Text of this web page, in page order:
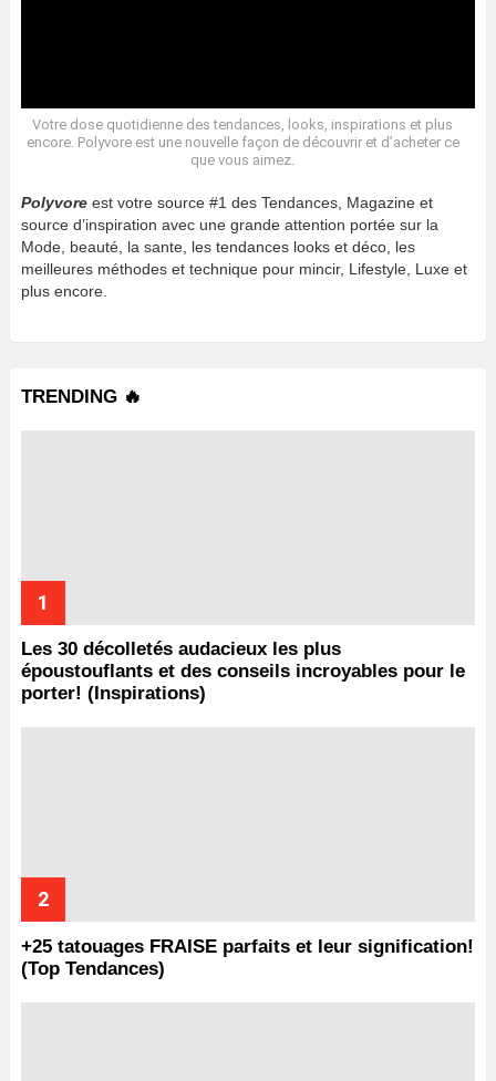
Votre dose quotidienne des tendances, looks, inspirations et plus
encore. Polyvore est une nouvelle façon de découvrir et d’acheter ce
que vous aimez.
Polyvore est votre source #1 des Tendances, Magazine et
source d’inspiration avec une grande attention portée sur la
Mode, beauté, la sante, les tendances looks et déco, les
meilleures méthodes et technique pour mincir, Lifestyle, Luxe et
plus encore.
TRENDING 🔥
Les 30 décolletés audacieux les plus
époustouflants et des conseils incroyables pour le
porter! (Inspirations)
+25 tatouages ​​FRAISE parfaits et leur signification!
(Top Tendances)